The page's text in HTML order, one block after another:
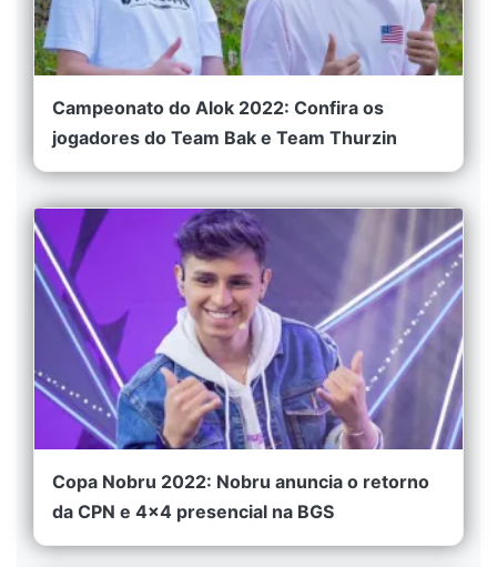
Campeonato do Alok 2022: Confira os
jogadores do Team Bak e Team Thurzin
Copa Nobru 2022: Nobru anuncia o retorno
da CPN e 4x4 presencial na BGS